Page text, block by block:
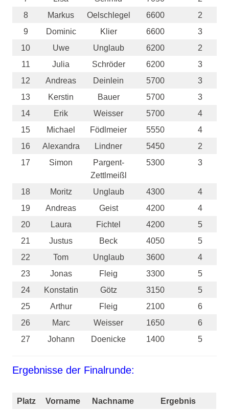
8
Markus Oelschlegel 6600
2
9
Dominic Klier 6600
3
10
Uwe Unglaub 6200
2
11
Julia Schröder 6200
3
12
Andreas Deinlein 5700
3
13
Kerstin Bauer 5700
3
14
Erik Weisser 5700
4
15
Michael Födlmeier 5550
4
16
Alexandra Lindner 5450
2
17
Simon
Pargent-
Zettlmeißl
5300 3
18 Moritz Unglaub 4300
4
19
Andreas Geist 4200
4
20
Laura Fichtel 4200
5
21
Justus Beck 4050
5
22
Tom Unglaub 3600
4
23
Jonas Fleig 3300
5
24
Konstatin Götz 3150
5
25
Arthur Fleig 2100
6
26
Marc Weisser 1650
6
27
Johann Doenicke 1400 5
Ergebnisse der Finalrunde:
Platz Vorname Nachname
Ergebnis